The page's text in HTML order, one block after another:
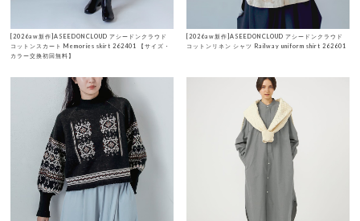
[2026aw新作]ASEEDONCLOUD アシードンクラウド
コットンスカート Memories skirt 262401 【サイズ・
カラー交換初回無料】
[2026aw新作]ASEEDONCLOUD アシードンクラウド
コットンリネン シャツ Railway uniform shirt 262601